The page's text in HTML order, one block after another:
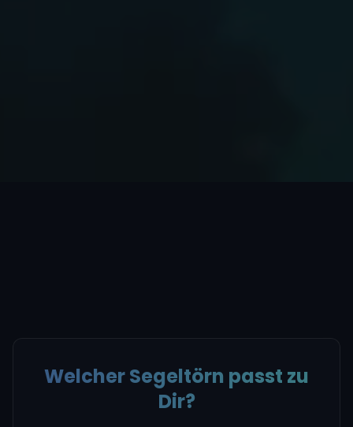
Welcher Segeltörn passt zu
Dir?